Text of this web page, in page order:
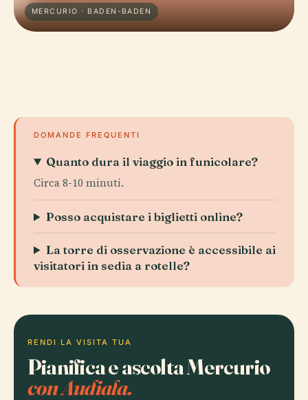
MERCURIO · BADEN-BADEN
DOMANDE FREQUENTI
Quanto dura il viaggio in funicolare?
Circa 8-10 minuti.
Posso acquistare i biglietti online?
La torre di osservazione è accessibile ai
visitatori in sedia a rotelle?
RENDI LA VISITA TUA
Pianifica e ascolta Mercurio
con Audiala.